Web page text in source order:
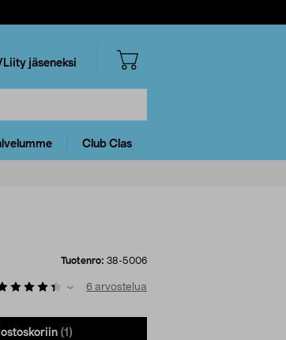
jäseneksi
Club Clas
Tuotenro: 38-5006
6 arvostelua
ostoskoriin (1)